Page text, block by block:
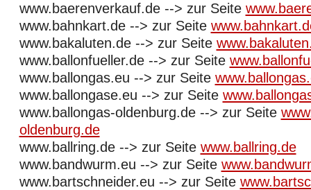
www.baerenverkauf.de --> zur Seite
www.bahnkart.de --> zur Seite
www.bakaluten.de --> zur Seite
www.ballonfueller.de --> zur Seite
www.ballongas.eu --> zur Seite
www.ballongase.eu --> zur Seite
www.ballongas-oldenburg.de --> zur Seite
oldenburg.de
www.ballring.de --> zur Seite www.ballring.de
www.bandwurm.eu --> zur Seite
www.bartschneider.eu --> zur Seite